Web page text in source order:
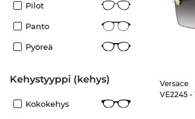
Pilot
Panto
Pyöreä
Kehystyyppi (kehys)
Kokokehys
Versace
VE2245 -